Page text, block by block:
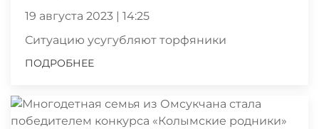
19 августа 2023 | 14:25
Ситуацию усугубляют торфяники
ПОДРОБНЕЕ